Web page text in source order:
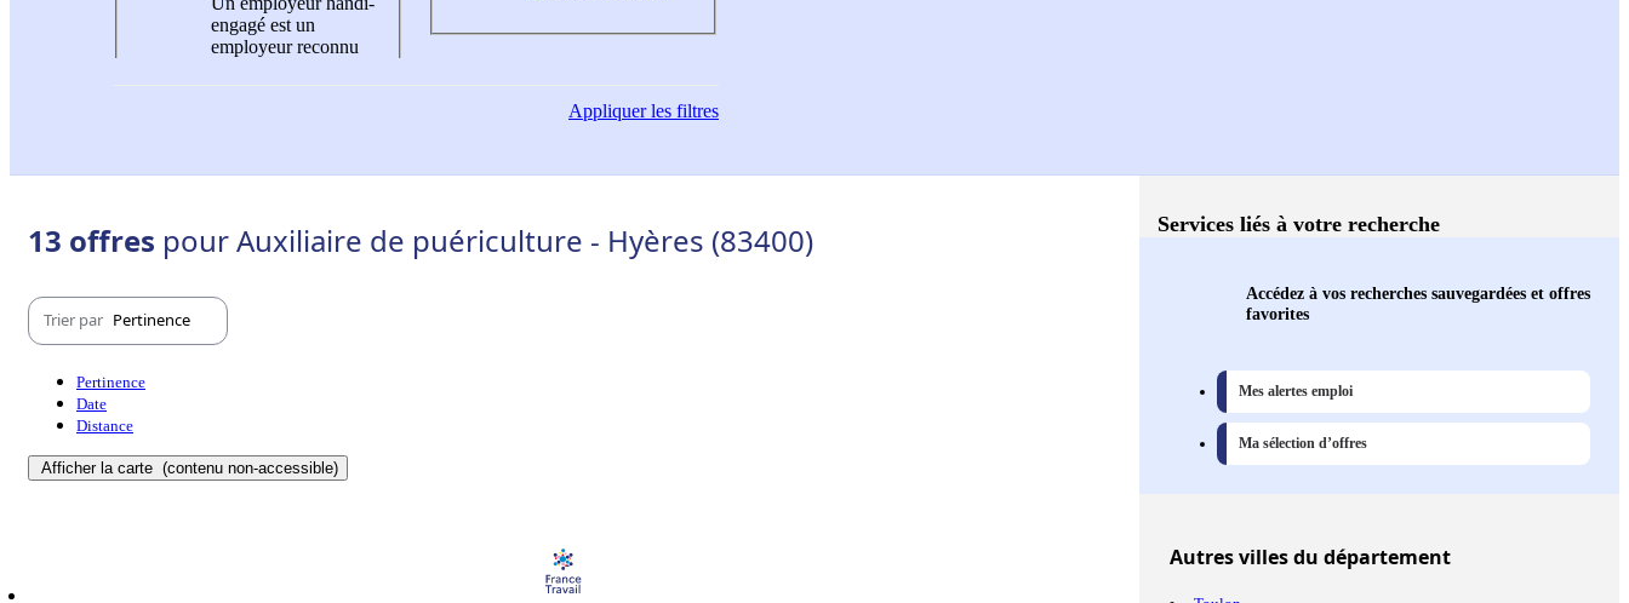
engagé est un
employeur reconnu
Appliquerles filtres
13 offres pour Auxiliaire de puériculture - Hyères (83400)
Trier par Pertinence
Pertinence
Date
Distance
Afficher la carte (contenu non-accessible)
Services liés à votre recherche
Accédez à vos recherches sauvegardées et offres
favorites
Mes alertes emploi
Ma sélection d’offres
Autresvillesdu département